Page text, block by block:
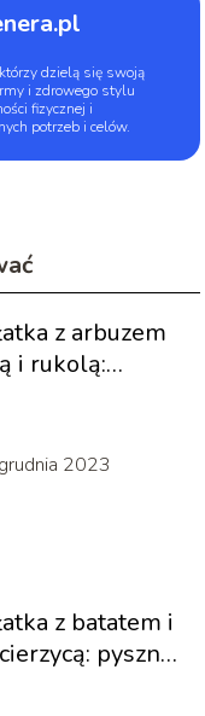
dzielą się swoją
i zdrowego stylu
fizycznej i
potrzeb i celów.
z arbuzem
i rukolą:
2023
z batatem i
pyszne